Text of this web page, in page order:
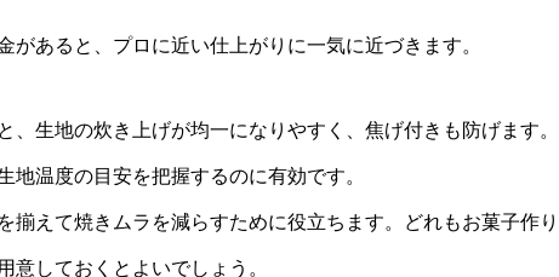
があると、プロに近い仕上がりに一気に近づきます。
、生地の炊き上げが均一になりやすく、焦げ付きも防げます。
温度の目安を把握するのに有効です。
揃えて焼きムラを減らすために役立ちます。どれもお菓子作り
意しておくとよいでしょう。